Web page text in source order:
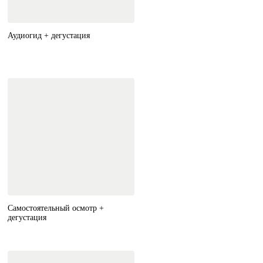
Аудиогид + дегустация
Самостоятельный осмотр +
дегустация